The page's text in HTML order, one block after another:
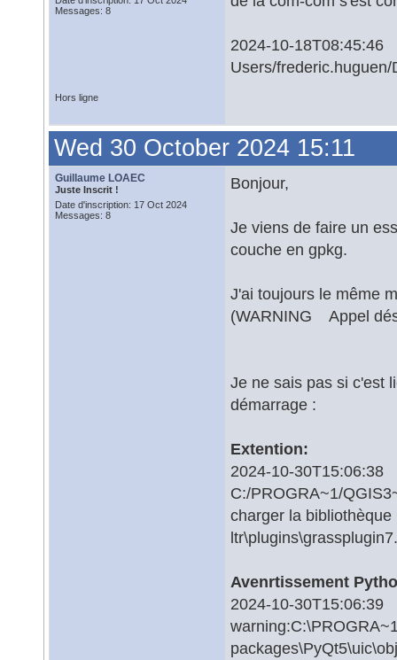
Messages: 8
2024-10-
Users/
Hors ligne
Wed 30 October 2024 15:11
Guillaume LOAEC
Juste Inscrit !
Date d'inscription: 17 Oct 2024
Messages: 8
Bonjour,
Je viens de faire un
couche en gpkg.
J'ai toujours le même
(WARNING Appel
Je ne sais pas si c'est
démarrage :
Extention:
2024-10-
C:/PROGRA~1/
charger la
Avenrtissement
2024-10-